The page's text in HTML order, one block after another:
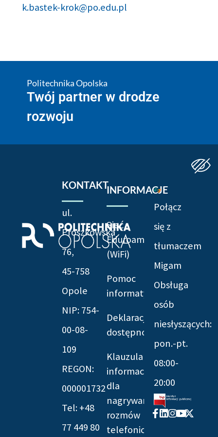
k.bastek-krok@po.edu.pl
Politechnika Opolska
Twój partner w drodze
rozwoju
KONTAKT
ul.
Prószkowska
76,
45-758
Opole
NIP: 754-
00-08-
109
REGON:
000001732
Tel: +48
77 449 80
INFORMACJE
Sieć
Eduroam
(WiFi)
Pomoc
informatyczna
Deklaracja
dostępności
Klauzula
informacyjna
dla
nagrywania
rozmów
telefonicznych
Połącz
się z
tłumaczem
Migam
Obsługa
osób
niesłyszących:
pon.-pt.
08:00-
20:00
Facebook-
f
Linkedin
Instagram
Youtube
X-
twitter